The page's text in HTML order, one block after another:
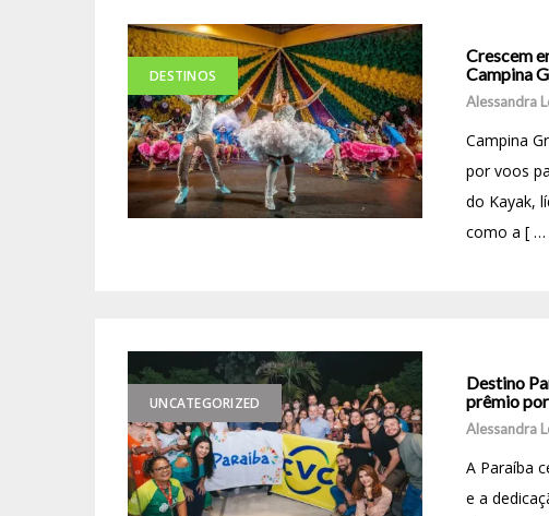
DESTINOS
Crescem
Campina
Alessandra
Campina
por voos
do Kayak,
como a [ …
UNCATEGORIZED
Destino
prêmio
Alessandra
A Paraíba
e a